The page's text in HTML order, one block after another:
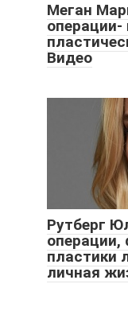
Меган
операции-
Видео
Рутберг
операции,
пластики
личная